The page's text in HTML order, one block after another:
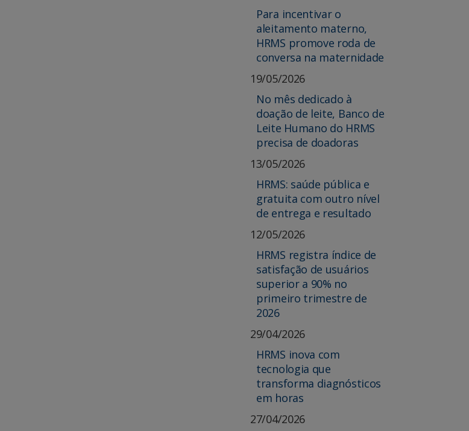
Para incentivar o
aleitamento materno,
HRMS promove roda de
conversa na maternidade
19/05/2026
No mês dedicado à
doação de leite, Banco de
Leite Humano do HRMS
precisa de doadoras
13/05/2026
HRMS: saúde pública e
gratuita com outro nível
de entrega e resultado
12/05/2026
HRMS registra índice de
satisfação de usuários
superior a 90% no
primeiro trimestre de
2026
29/04/2026
HRMS inova com
tecnologia que
transforma diagnósticos
em horas
27/04/2026